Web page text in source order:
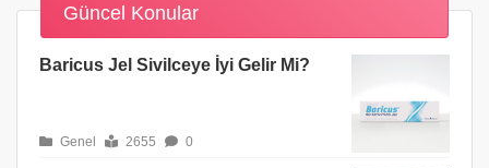
Güncel Konular
Baricus Jel Sivilceye İyi Gelir Mi?
Genel 2655 0